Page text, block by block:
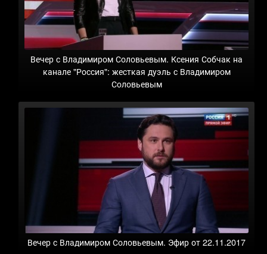
Вечер с Владимиром Соловьевым. Ксения Собчак на
канале "Россия": жесткая дуэль с Владимиром
Соловьевым
Вечер с Владимиром Соловьевым. Эфир от 22.11.2017